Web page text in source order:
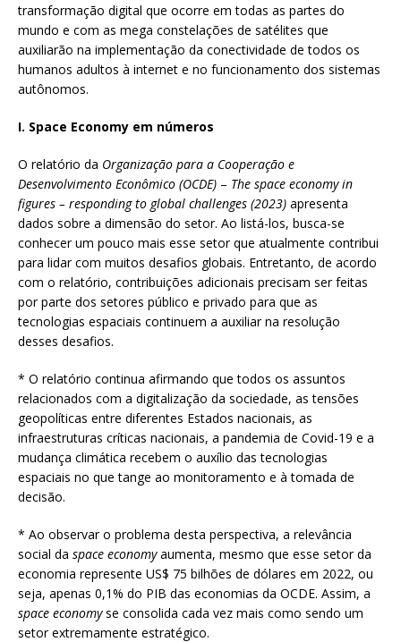
transformação digital que ocorre em todas as partes do
mundo e com as mega constelações de satélites que
auxiliarão na implementação da conectividade de todos os
humanos adultos à internet e no funcionamento dos sistemas
autônomos.
I. Space Economy em números
O relatório da Organização para a Cooperação e
Desenvolvimento Econômico (OCDE) – The space economy in
figures – responding to global challenges (2023) apresenta
dados sobre a dimensão do setor. Ao listá-los, busca-se
conhecer um pouco mais esse setor que atualmente contribui
para lidar com muitos desafios globais. Entretanto, de acordo
com o relatório, contribuições adicionais precisam ser feitas
por parte dos setores público e privado para que as
tecnologias espaciais continuem a auxiliar na resolução
desses desafios.
* O relatório continua afirmando que todos os assuntos
relacionados com a digitalização da sociedade, as tensões
geopolíticas entre diferentes Estados nacionais, as
infraestruturas críticas nacionais, a pandemia de Covid-19 e a
mudança climática recebem o auxílio das tecnologias
espaciais no que tange ao monitoramento e à tomada de
decisão.
* Ao observar o problema desta perspectiva, a relevância
social da space economyaumenta, mesmo que esse setor da
economia represente US$ 75 bilhões de dólares em 2022, ou
seja, apenas 0,1% do PIB das economias da OCDE. Assim, a
space economyse consolida cada vez mais como sendo um
setor extremamente estratégico.